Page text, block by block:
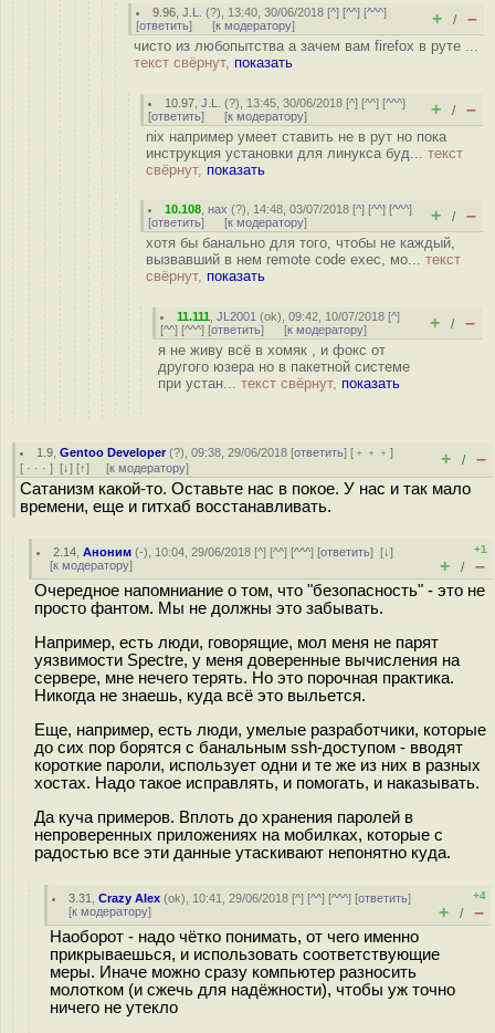
9.96 ,J.L. (?), 13:40, 30/06/2018 [^] [^^] [^^^]
[ответить] [к модератору] + / –
чисто из любопытства а зачем вам firefox в руте ...
текст свёрнут, показать
10.97 ,J.L. (?), 13:45, 30/06/2018 [^] [^^] [^^^]
[ответить] [к модератору] + / –
nix например умеет ставить не в рут но пока
инструкция установки для линукса буд... текст
свёрнут, показать
10.108 ,нах (?), 14:48, 03/07/2018 [^] [^^] [^^^]
[ответить] [к модератору] + / –
хотя бы банально для того, чтобы не каждый,
вызвавший в нем remote code exec, мо... текст
свёрнут, показать
11.111 ,JL2001 (ok), 09:42, 10/07/2018 [^]
[^^] [^^^] [ответить] [к модератору] + / –
я не живу всё в хомяк , и фокс от
другого юзера но в пакетной системе
при устан... текст свёрнут, показать
1.9 ,Gentoo Developer(?), 09:38, 29/06/2018 [ответить] [ ﹢﹢﹢]
[ · · · ] [↓] [↑] [к модератору] + / –
Сатанизм какой-то. Оставьте нас в покое. У нас и так мало
времени, еще и гитхаб восстанавливать.
2.14 ,Аноним (-), 10:04, 29/06/2018 [^] [^^] [^^^] [ответить][↓]
[к модератору]
+1
+ / –
Очередное напомниание о том, что "безопасность" - это не
просто фантом. Мы не должны это забывать.
Например, есть люди, говорящие, мол меня не парят
уязвимости Spectre, у меня доверенные вычисления на
сервере, мне нечего терять. Но это порочная практика.
Никогда не знаешь, куда всё это выльется.
Еще, например, есть люди, умелые разработчики, которые
до сих пор борятся с банальным ssh-доступом - вводят
короткие пароли, использует одни и те же из них в разных
хостах. Надо такое исправлять, и помогать, и наказывать.
Да куча примеров. Вплоть до хранения паролей в
непроверенных приложениях на мобилках, которые с
радостью все эти данные утаскивают непонятно куда.
3.31 ,Crazy Alex (ok), 10:41, 29/06/2018 [^] [^^] [^^^] [ответить]
[к модератору]
+4
+ / –
Наоборот - надо чётко понимать, от чего именно
прикрываешься, и использовать соответствующие
меры. Иначе можно сразу компьютер разносить
молотком (и сжечь для надёжности), чтобы уж точно
ничего не утекло